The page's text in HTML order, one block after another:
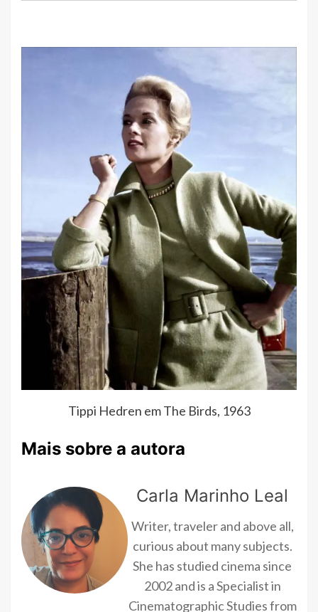
Tippi Hedren em The Birds, 1963
Mais sobre a autora
Carla Marinho Leal
Writer, traveler and above all,
curious about many subjects.
She has studied cinema since
2002 and is a Specialist in
Cinematographic Studies from